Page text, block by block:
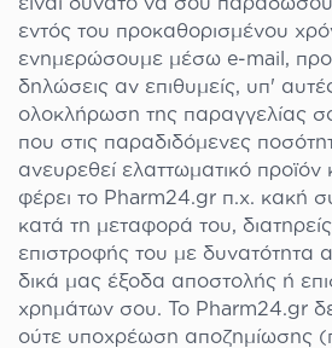
εντός του προκαθορισμένου
ενημερώσουμε μέσω e-mail,
δηλώσεις αν επιθυμείς, υπ'
ολοκλήρωση της παραγγελίας
που στις παραδιδόμενες
ανευρεθεί ελαττωματικό προϊόν
φέρει το Pharm24.gr π.χ. κακή
κατά τη μεταφορά του,
επιστροφής του με δυνατότητα
δικά μας έξοδα αποστολής ή
χρημάτων σου. Το Pharm24.gr
ούτε υποχρέωση αποζημίωσης